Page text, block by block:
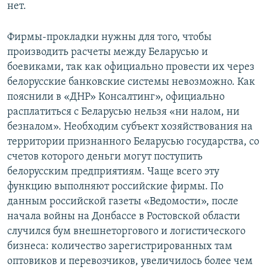
нет.
Фирмы-прокладки нужны для того, чтобы
производить расчеты между Беларусью и
боевиками, так как официально провести их через
белорусские банковские системы невозможно. Как
пояснили в «ДНР» Консалтинг», официально
расплатиться с Беларусью нельзя «ни налом, ни
безналом». Необходим субъект хозяйствования на
территории признанного Беларусью государства, со
счетов которого деньги могут поступить
белорусским предприятиям. Чаще всего эту
функцию выполняют российские фирмы. По
данным российской газеты «Ведомости», после
начала войны на Донбассе в Ростовской области
случился бум внешнеторгового и логистического
бизнеса: количество зарегистрированных там
оптовиков и перевозчиков, увеличилось более чем